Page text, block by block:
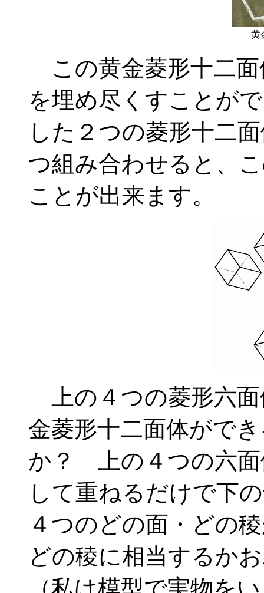
黄
この黄金菱形十二面
を埋め尽くすことが
した２つの菱形十二
つ組み合わせると、
ことが出来ます。
上の４つの菱形六
金菱形十二面体がで
か？ 上の４つの六面
して重ねるだけで下
４つのどの面・どの
どの稜に相当するか